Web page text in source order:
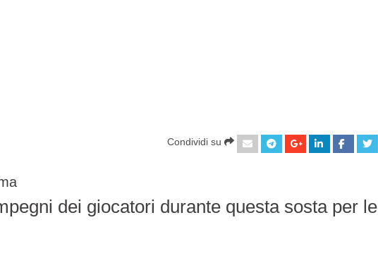
Condividi su
dei giocatori durante questa sosta per le